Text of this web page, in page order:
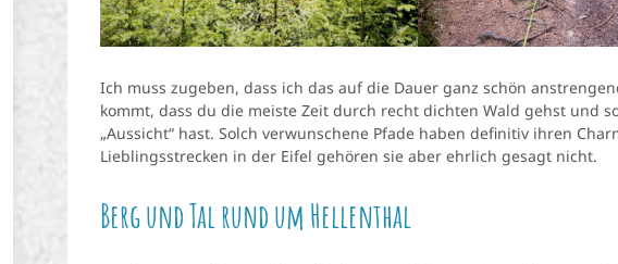
Ich muss zugeben, dass ich das auf die Dauer ganz schön
kommt, dass du die meiste Zeit durch recht dichten Wald gehst und
„Aussicht“ hast. Solch verwunschene Pfade haben definitiv ihren
Lieblingsstrecken in der Eifel gehören sie aber ehrlich gesagt nicht.
Berg und Tal rund um Hellenthal